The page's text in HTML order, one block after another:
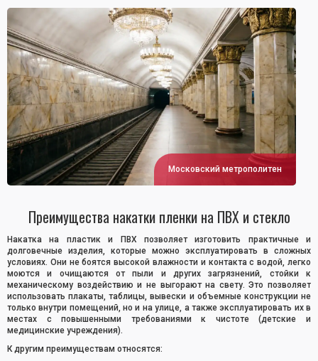
Московский метрополитен
Преимущества накатки пленки на ПВХ и стекло
Накатка на пластик и ПВХ позволяет изготовить практичные и
долговечные изделия, которые можно эксплуатировать в сложных
условиях. Они не боятся высокой влажности и контакта с водой, легко
моются и очищаются от пыли и других загрязнений, стойки к
механическому воздействию и не выгорают на свету. Это позволяет
использовать плакаты, таблицы, вывески и объемные конструкции не
только внутри помещений, но и на улице, а также эксплуатировать их в
местах с повышенными требованиями к чистоте (детские и
медицинские учреждения).
К другим преимуществам относятся: